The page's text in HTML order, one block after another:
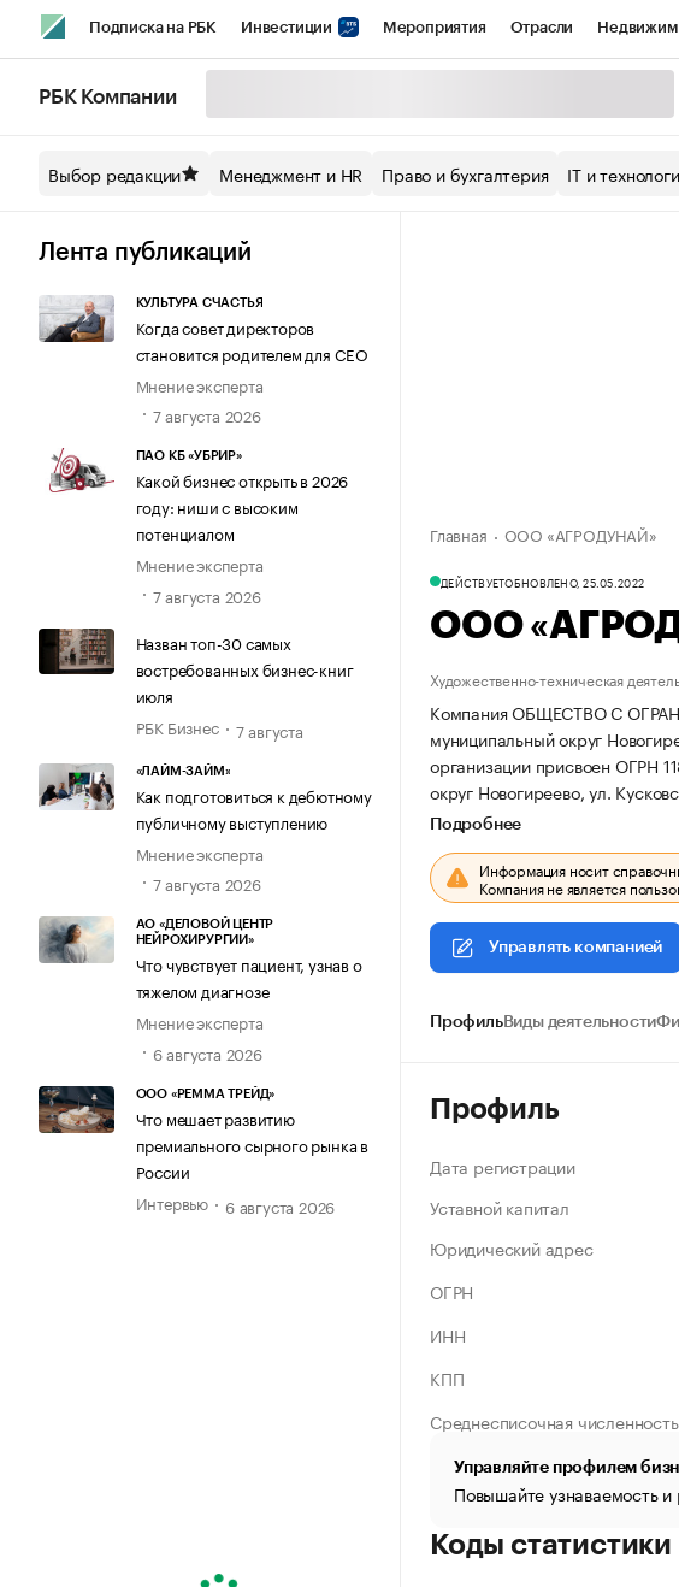
Подписка на РБК Инвестиции Мероприятия Отрасли
Спецпроекты СПб Конференции СПб Спецпроекты
Технологии и медиа
РБК Компании
Выбор редакции Менеджмент и HR Право и бухгалтерия IT и
Лента публикаций
КУЛЬТУРА СЧАСТЬЯ
Когда совет директоров
становится родителем для CEO
Мнение эксперта
7 августа 2026
ПАО КБ «УБРИР»
Какой бизнес открыть в 2026
году: ниши с высоким
потенциалом
Мнение эксперта
7 августа 2026
Назван топ-30 самых
востребованных бизнес-книг
июля
РБК Бизнес
7 августа
«ЛАЙМ-ЗАЙМ»
Как подготовиться к дебютному
публичному выступлению
Мнение эксперта
7 августа 2026
АО «ДЕЛОВОЙ ЦЕНТР
НЕЙРОХИРУРГИИ»
Что чувствует пациент, узнав о
тяжелом диагнозе
Мнение эксперта
6 августа 2026
ООО «РЕММА ТРЕЙД»
Что мешает развитию
премиального сырного рынка в
России
Интервью
6 августа 2026
Главная ООО «АГРОДУНАЙ»
ДЕЙСТВУЕТОБНОВЛЕНО, 25.05.2022
ООО
Художественно-техническая
Компания ОБЩЕСТВО С
муниципальный округ
организации присвоен ОГРН
округ Новогиреево, ул.
Подробнее
Информация носит
Компания не является
Управлять компанией
ПрофильВиды деятельности
Профиль
Дата регистрации
Уставной капитал
Юридический адрес
ОГРН
ИНН
КПП
Среднесписочная численность
Управляйте профилем
Повышайте узнаваемость
Коды статистики